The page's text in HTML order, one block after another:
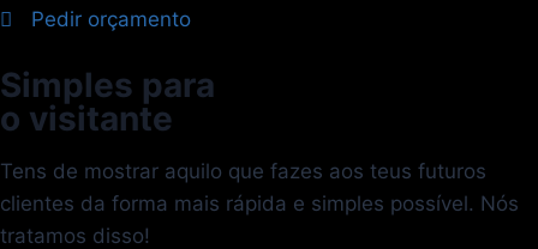
Pedir orçamento
Simples para
o visitante
Tens de mostrar aquilo que fazes aos teus futuros
clientes da forma mais rápida e simples possível. Nós
tratamos disso!